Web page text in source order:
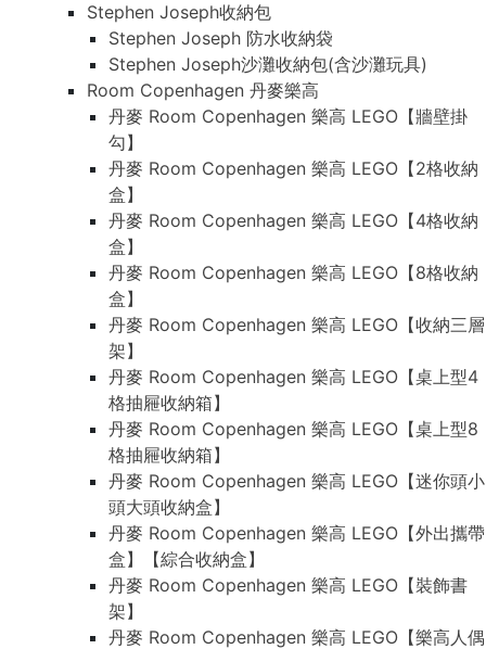
Stephen Joseph收納包
Stephen Joseph 防水收納袋
Stephen Joseph沙灘收納包(含沙灘玩具)
Room Copenhagen 丹麥樂高
丹麥 Room Copenhagen 樂高 LEGO【牆壁掛
勾】
丹麥 Room Copenhagen 樂高 LEGO【2格收納
盒】
丹麥 Room Copenhagen 樂高 LEGO【4格收納
盒】
丹麥 Room Copenhagen 樂高 LEGO【8格收納
盒】
丹麥 Room Copenhagen 樂高 LEGO【收納三層
架】
丹麥 Room Copenhagen 樂高 LEGO【桌上型4
格抽屜收納箱】
丹麥 Room Copenhagen 樂高 LEGO【桌上型8
格抽屜收納箱】
丹麥 Room Copenhagen 樂高 LEGO【迷你頭小
頭大頭收納盒】
丹麥 Room Copenhagen 樂高 LEGO【外出攜帶
盒】【綜合收納盒】
丹麥 Room Copenhagen 樂高 LEGO【裝飾書
架】
丹麥 Room Copenhagen 樂高 LEGO【樂高人偶